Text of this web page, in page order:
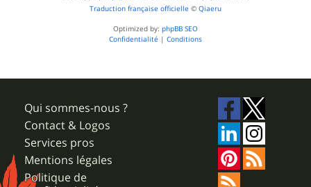
Traduction française officielle © Qiaeru
Optimized by: phpBB SEO
Confidentialité | Conditions
Qui sommes-nous ?
Contact & Logos
Services pros
Mentions légales
Politique de